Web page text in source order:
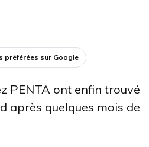
AUX
préférées sur Google
PENTA ont enfin trouvé
après quelques mois de